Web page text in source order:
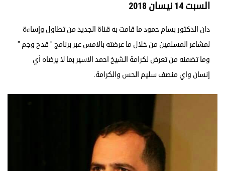
السبت 14 نيسان 2018
دان الدكتور بسام حمود ما قامت به قناة الجديد من تطاول وإساءة
لمشاعر المسلمين من خلال ما عرضته بالامس عبر برنامج " قدح وجم "
وما تضمنه من تعرض لكرامة الشيخ احمد الاسير بما لا يرضاه أي
إنسان واي منصف سليم الحس والكرامة.